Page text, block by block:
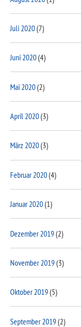
Juli 2020(7)
Juni 2020(4)
Mai 2020(2)
April 2020(3)
März 2020(3)
Februar 2020(4)
Januar 2020(1)
Dezember 2019(2)
November 2019(3)
Oktober 2019(5)
September 2019(2)